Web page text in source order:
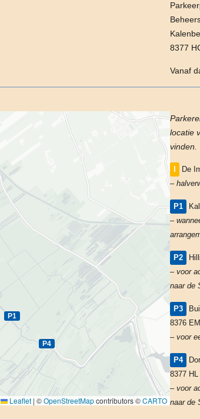
8377
Vanaf
P1
P4
Leaflet | ©OpenStreetMapcontributors ©CARTO
locatie
vinden.
De
–
P1
–
P2
– voor
naar de
P3
8376
– voor
P4
8377
– voor
naar de